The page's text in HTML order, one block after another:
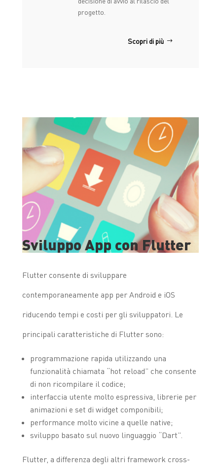
progetto.
Scopri di più
Sviluppo App con Flutter
Flutter consente di sviluppare
contemporaneamente app per Android e iOS
riducendo tempi e costi per gli sviluppatori. Le
principali caratteristiche di Flutter sono:
programmazione rapida utilizzando una
funzionalità chiamata “hot reload” che consente
di non ricompilare il codice;
interfaccia utente molto espressiva, librerie per
animazioni e set di widget componibili;
performance molto vicine a quelle native;
sviluppo basato sul nuovo linguaggio “Dart”.
Flutter, a differenza degli altri framework cross-